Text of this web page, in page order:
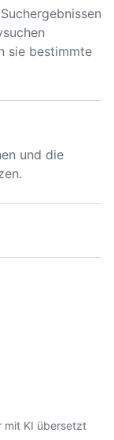
sie bestimmte
und die
mit KI übersetzt